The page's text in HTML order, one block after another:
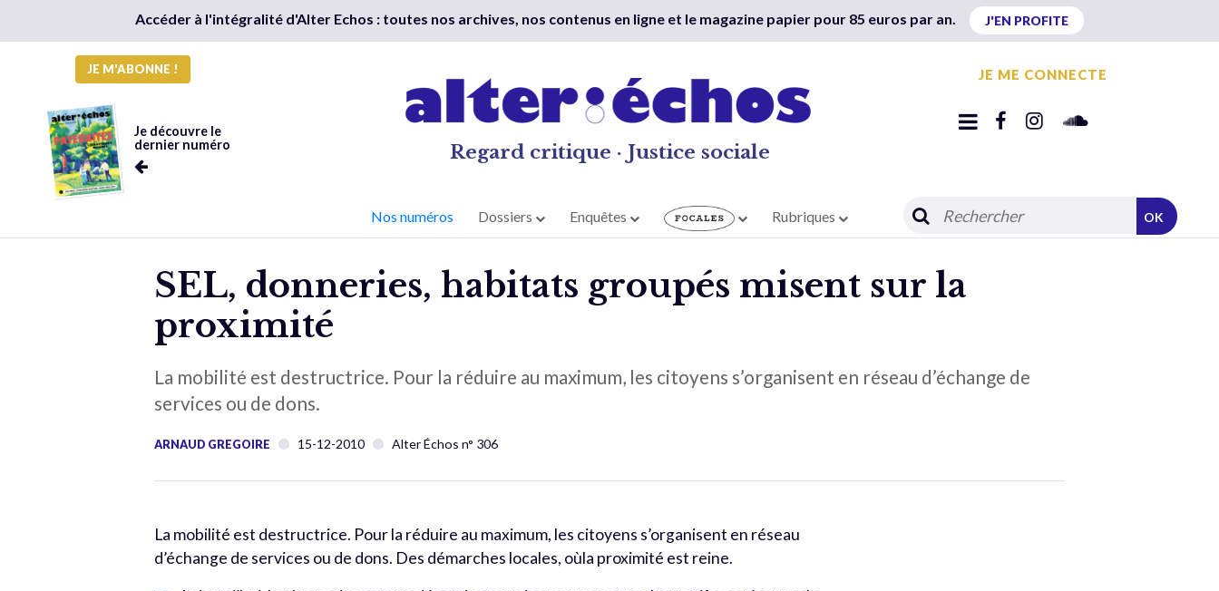
Accéder à l'intégralité d'Alter Echos : toutes nos archives, nos contenus en ligne et le magazine papier pour 85 euros par an. J'EN PROFITE
JE M'ABONNE !
Je découvre le
dernier numéro
Regard critique · Justice sociale
JE ME CONNECTE
Nos numéros Dossiers Enquêtes Rubriques OK
SEL, donneries, habitats groupés misent sur la
proximité
La mobilité est destructrice. Pour la réduire au maximum, les citoyens s’organisent en réseau d’échange de
services ou de dons.
ARNAUD GREGOIRE 15-12-2010 Alter Échos n° 306
La mobilité est destructrice. Pour la réduire au maximum, les citoyens s’organisent en réseau
d’échange de services ou de dons. Des démarches locales, oùla proximité est reine.